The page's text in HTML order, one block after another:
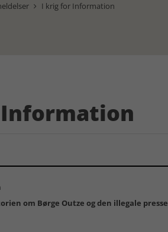
 I krig for Information
om Børge Outze og den illegale presse